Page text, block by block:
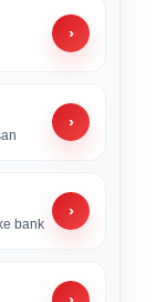
›
›
bank
›